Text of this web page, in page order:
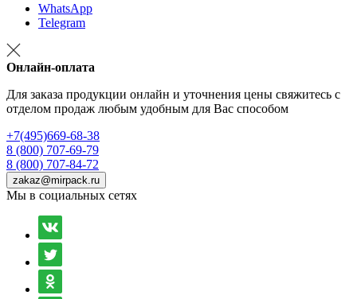
WhatsApp
Telegram
Онлайн-оплата
Для заказа продукции онлайн и уточнения цены свяжитесь с
отделом продаж любым удобным для Вас способом
+7(495)669-68-38
8 (800) 707-69-79
8 (800) 707-84-72
zakaz@mirpack.ru
Мы в социальных сетях